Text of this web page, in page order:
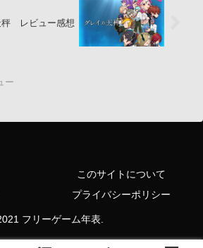
秤 レビュー感想
ー
このサイトについて
プライバシーポリシー
フリーゲーム年表.